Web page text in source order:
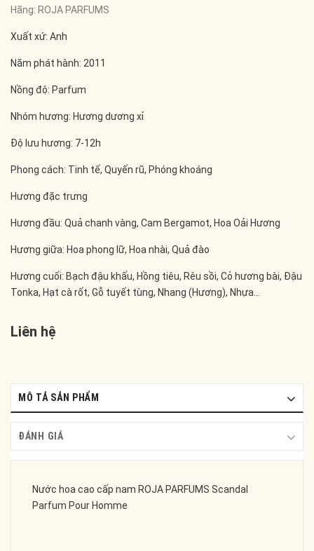
Hãng: ROJA PARFUMS
Xuất xứ: Anh
Năm phát hành: 2011
Nồng độ: Parfum
Nhóm hương: Hương dương xỉ
Độ lưu hương: 7-12h
Phong cách: Tinh tế, Quyến rũ, Phóng khoáng
Hương đặc trưng
Hương đầu: Quả chanh vàng, Cam Bergamot, Hoa Oải Hương
Hương giữa: Hoa phong lữ, Hoa nhài, Quả đào
Hương cuối: Bạch đậu khấu, Hồng tiêu, Rêu sồi, Cỏ hương bài, Đậu
Tonka, Hạt cà rốt, Gỗ tuyết tùng, Nhang (Hương), Nhựa...
Liên hệ
MÔ TẢ SẢN PHẨM
ĐÁNH GIÁ
Nước hoa cao cấp nam ROJA PARFUMS Scandal
Parfum Pour Homme